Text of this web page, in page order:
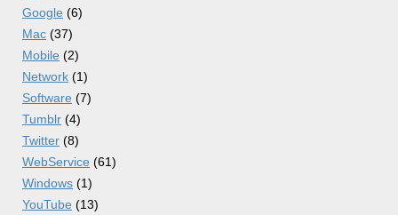
Google (6)
Mac (37)
Mobile (2)
Network (1)
Software (7)
Tumblr (4)
Twitter (8)
WebService (61)
Windows (1)
YouTube (13)